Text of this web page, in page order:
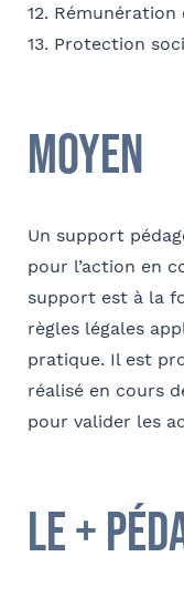
12.
13. Protection
Moyen
Un support
pour l’action en
support est à la
règles légales
pratique. Il est
réalisé en cours
pour valider les
le +
Ville
Société
Fonction
Bureau formateur
rectification aux
exercer en adressant